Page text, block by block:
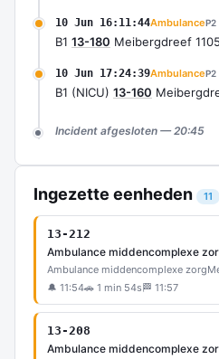
10 Jun 16:11:44AmbulanceP2
B1 13-180 Meibergdreef
10 Jun 17:24:39AmbulanceP2
B1 (NICU) 13-160
Incident afgesloten — 20:45
Ingezette eenheden 11
13-212
Ambulance middencomplexe
Ambulance middencomplexe zorg
🔔 11:54🚗 1 min 54s 🏁 11:57
13-208
Ambulance middencomplexe